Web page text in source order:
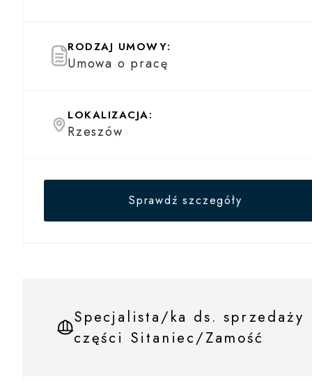
RODZAJ UMOWY:
Umowa o pracę
LOKALIZACJA:
Rzeszów
Sprawdź szczegóły
Specjalista/ka ds. sprzedaży
części Sitaniec/Zamość